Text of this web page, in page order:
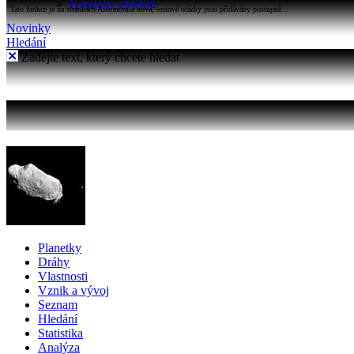
Katalogy objektů
Tato funkce je na stránkách Astronomia nová, testové otázky jsou přidávány postupně...
Novinky
Hledání
Zadejte text, který chcete hledat
Planetky
Dráhy
Vlastnosti
Vznik a vývoj
Seznam
Hledání
Statistika
Analýza